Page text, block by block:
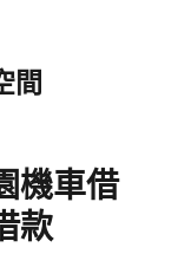
間
機車借
款